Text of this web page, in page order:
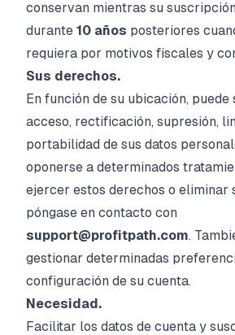
conservan mientras su
durante 10 años posteriores
requiera por motivos fiscales y
Sus derechos.
En función de su ubicación,
acceso, rectificación, supresión,
portabilidad de sus datos
oponerse a determinados
ejercer estos derechos o eliminar
póngase en contacto con
support@profitpath.com.
gestionar determinadas
configuración de su cuenta.
Necesidad.
Facilitar los datos de cuenta y